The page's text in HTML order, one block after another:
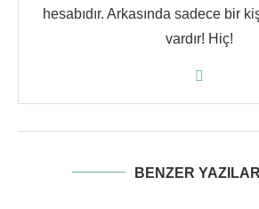
hesabıdır. Arkasında sadece bir
vardır! Hiç!
BENZER